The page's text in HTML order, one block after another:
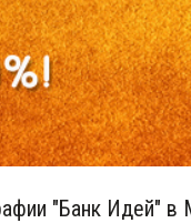
"Банк Идей"